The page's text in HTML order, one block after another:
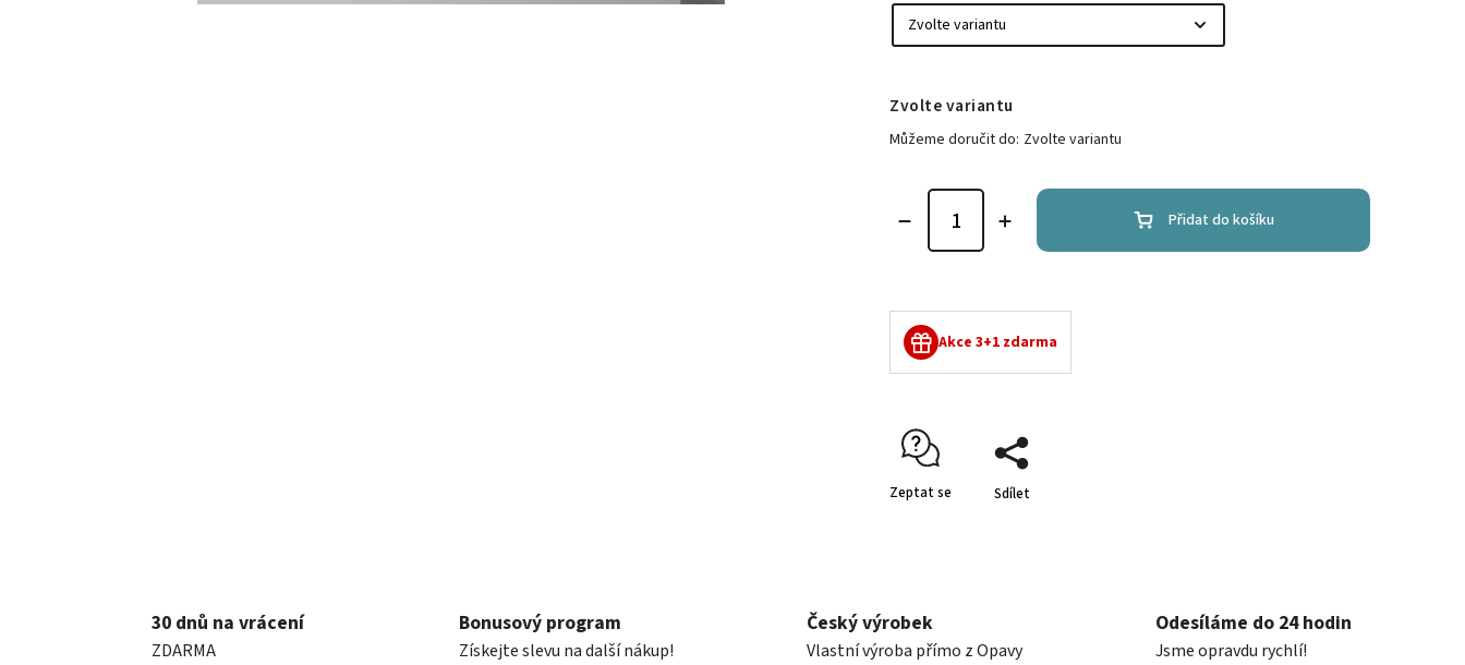
Zvolte variantu
Můžeme doručit do: Zvolte variantu
Přidat do košíku
Akce 3+1 zdarma
Zeptat se Sdílet
30 dnů na vrácení
ZDARMA
Bonusový program
Získejte slevu na další nákup!
Český výrobek
Vlastní výroba přímo z Opavy
Odesíláme do 24 hodin
Jsme opravdu rychlí!